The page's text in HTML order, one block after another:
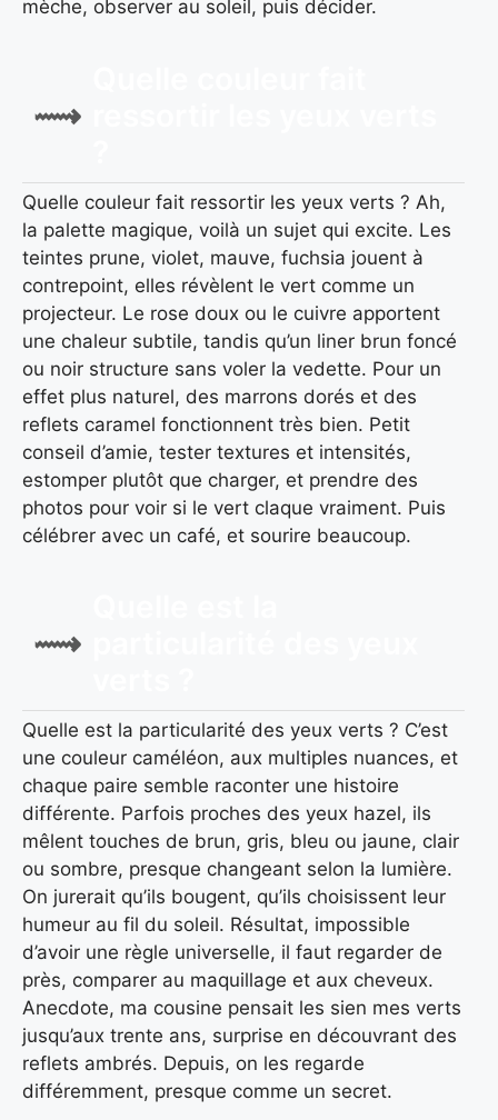
mèche, observer au soleil, puis décider.
Quelle couleur fait ressortir les yeux verts ? Ah,
la palette magique, voilà un sujet qui excite. Les
teintes prune, violet, mauve, fuchsia jouent à
contrepoint, elles révèlent le vert comme un
projecteur. Le rose doux ou le cuivre apportent
une chaleur subtile, tandis qu’un liner brun foncé
ou noir structure sans voler la vedette. Pour un
effet plus naturel, des marrons dorés et des
reflets caramel fonctionnent très bien. Petit
conseil d’amie, tester textures et intensités,
estomper plutôt que charger, et prendre des
photos pour voir si le vert claque vraiment. Puis
célébrer avec un café, et sourire beaucoup.
Quelle est la particularité des yeux verts ? C’est
une couleur caméléon, aux multiples nuances, et
chaque paire semble raconter une histoire
différente. Parfois proches des yeux hazel, ils
mêlent touches de brun, gris, bleu ou jaune, clair
ou sombre, presque changeant selon la lumière.
On jurerait qu’ils bougent, qu’ils choisissent leur
humeur au fil du soleil. Résultat, impossible
d’avoir une règle universelle, il faut regarder de
près, comparer au maquillage et aux cheveux.
Anecdote, ma cousine pensait les sien mes verts
jusqu’aux trente ans, surprise en découvrant des
reflets ambrés. Depuis, on les regarde
différemment, presque comme un secret.